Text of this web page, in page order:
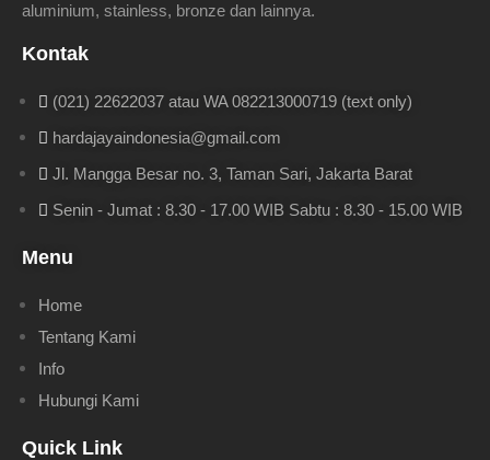
aluminium, stainless, bronze dan lainnya.
Kontak
(021) 22622037 atau WA 082213000719 (text only)
hardajayaindonesia@gmail.com
Jl. Mangga Besar no. 3, Taman Sari, Jakarta Barat
Senin - Jumat : 8.30 - 17.00 WIB Sabtu : 8.30 - 15.00 WIB
Menu
Home
Tentang Kami
Info
Hubungi Kami
Quick Link